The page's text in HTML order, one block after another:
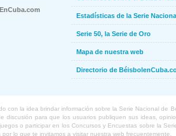
Estadísticas de la Serie
Serie 50, la Serie de Oro
Mapa de nuestra web
Directorio de
con la idea brindar información sobre la Serie Nacional de
discusión para que los usuarios publiquen sus ideas,
o participar en los Concursos y Encuestas sobre la
lo que te invitamos a visitar nuestra web frecuentemente.